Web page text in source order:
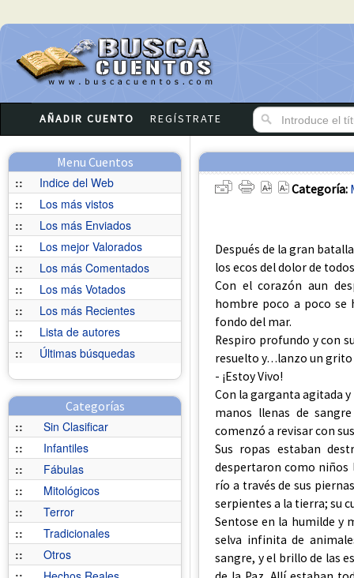
AÑADIR CUENTO REGÍSTRATE
Menu Cuentos
::
Indice del Web
::
Los más vistos
::
Los más Enviados
::
Los mejor Valorados
::
Los más Comentados
::
Los más Votados
::
Los más Recientes
::
Lista de autores
::
Últimas búsquedas
Categorías
::
Sin Clasificar
::
Infantiles
::
Fábulas
::
Mitológicos
::
Terror
::
Tradicionales
::
Otros
Categoría:
Después de la gran
los ecos del dolor de
Con el corazón aun
hombre poco a poco se
fondo del mar.
Respiro profundo y con
resuelto y…lanzo un grito
- ¡Estoy Vivo!
Con la garganta agitada
manos llenas de
comenzó a revisar con
Sus ropas estaban
despertaron como niños
río a través de sus
serpientes a la tierra; su
Sentose en la humilde y
selva infinita de
sangre, y el brillo de las